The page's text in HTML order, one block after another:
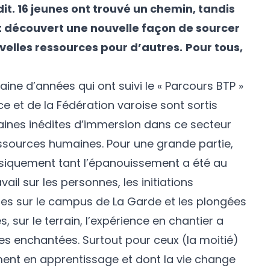
16 jeunes ont trouvé un chemin, tandis
une nouvelle façon de sourcer
ressources pour d’autres. Pour tous,
d’années qui ont suivi le « Parcours BTP »
et de la Fédération varoise sont sortis
inédites d’immersion dans ce secteur
humaines. Pour une grande partie,
tant l’épanouissement a été au
sur les personnes, les initiations
sur le campus de La Garde et les plongées
sur le terrain, l’expérience en chantier a
enchantées. Surtout pour ceux (la moitié)
en apprentissage et dont la vie change